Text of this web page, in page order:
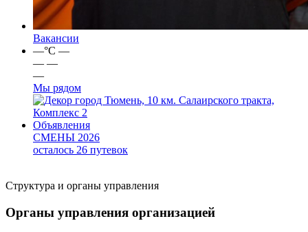
Вакансии
—°C —
— —
—
Мы рядом
город Тюмень, 10 км. Салаирского тракта,
Комплекс 2
Объявления
СМЕНЫ 2026
осталось 26 путевок
Структура и органы управления
Органы управления организацией